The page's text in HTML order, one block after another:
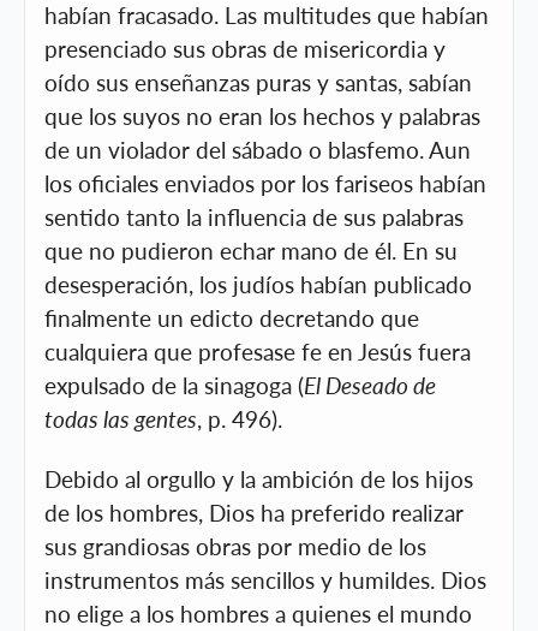
habían fracasado. Las multitudes que habían
presenciado sus obras de misericordia y
oído sus enseñanzas puras y santas, sabían
que los suyos no eran los hechos y palabras
de un violador del sábado o blasfemo. Aun
los oficiales enviados por los fariseos habían
sentido tanto la influencia de sus palabras
que no pudieron echar mano de él. En su
desesperación, los judíos habían publicado
finalmente un edicto decretando que
cualquiera que profesase fe en Jesús fuera
expulsado de la sinagoga (El Deseado de
todas las gentes, p. 496).
Debido al orgullo y la ambición de los hijos
de los hombres, Dios ha preferido realizar
sus grandiosas obras por medio de los
instrumentos más sencillos y humildes. Dios
no elige a los hombres a quienes el mundo